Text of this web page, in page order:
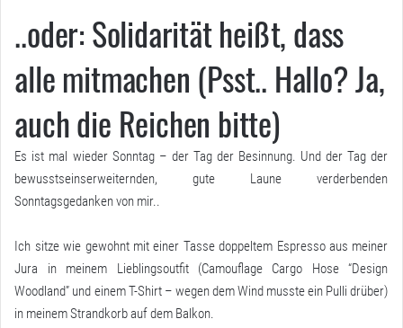
..oder: Solidarität heißt, dass
alle mitmachen (Psst.. Hallo? Ja,
auch die Reichen bitte)
Es ist mal wieder Sonntag – der Tag der Besinnung. Und der Tag der
bewusstseinserweiternden, gute Laune verderbenden
Sonntagsgedanken von mir..
Ich sitze wie gewohnt mit einer Tasse doppeltem Espresso aus meiner
Jura in meinem Lieblingsoutfit (Camouflage Cargo Hose “Design
Woodland” und einem T-Shirt – wegen dem Wind musste ein Pulli drüber)
in meinem Strandkorb auf dem Balkon.